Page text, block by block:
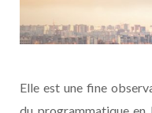
Elle est une fine